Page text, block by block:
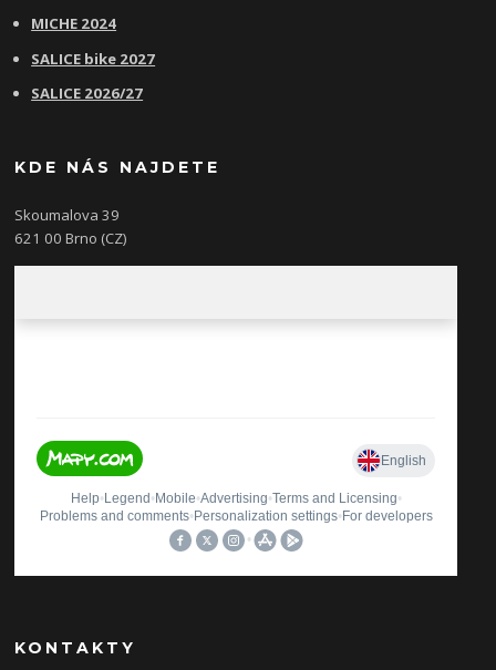
MICHE 2024
SALICE bike 2027
SALICE 2026/27
KDE NÁS NAJDETE
Skoumalova 39
621 00 Brno (CZ)
KONTAKTY